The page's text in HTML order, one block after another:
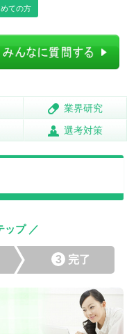
ての方
業界研究
業界研究
選考対策
選考対策
ップ ／
3 完了